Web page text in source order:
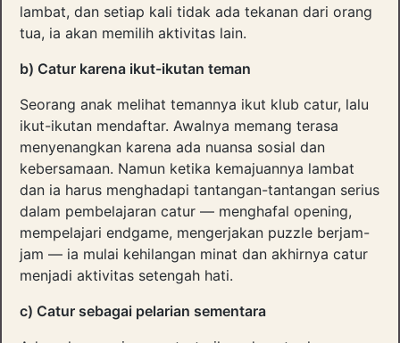
lambat, dan setiap kali tidak ada tekanan dari orang
tua, ia akan memilih aktivitas lain.
b) Catur karena ikut-ikutan teman
Seorang anak melihat temannya ikut klub catur, lalu
ikut-ikutan mendaftar. Awalnya memang terasa
menyenangkan karena ada nuansa sosial dan
kebersamaan. Namun ketika kemajuannya lambat
dan ia harus menghadapi tantangan-tantangan serius
dalam pembelajaran catur — menghafal opening,
mempelajari endgame, mengerjakan puzzle berjam-
jam — ia mulai kehilangan minat dan akhirnya catur
menjadi aktivitas setengah hati.
c) Catur sebagai pelarian sementara